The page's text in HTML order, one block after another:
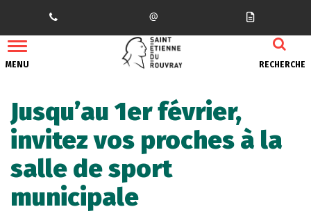
MENU RECHERCHE
Jusqu’au 1er février,
invitez vos proches à la
salle de sport
municipale